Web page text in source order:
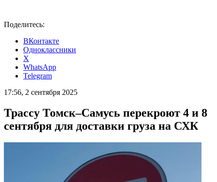
Поделитесь:
ВКонтакте
Одноклассники
X
WhatsApp
Telegram
17:56, 2 сентября 2025
Трассу Томск–Самусь перекроют 4 и 8
сентября для доставки груза на СХК